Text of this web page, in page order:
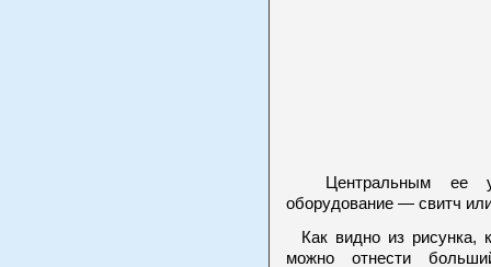
Центральным ее
оборудование — свитч
Как видно из рисунка,
можно отнести